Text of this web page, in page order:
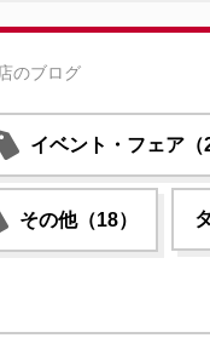
のブログ
イベント・フェア（
その他（18）